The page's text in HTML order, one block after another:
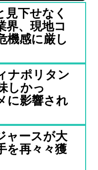
www
見下せなく
界、現地コ
機感に厳し
ナポリタン
しかっ
に影響され
ャースが大
を再々々獲